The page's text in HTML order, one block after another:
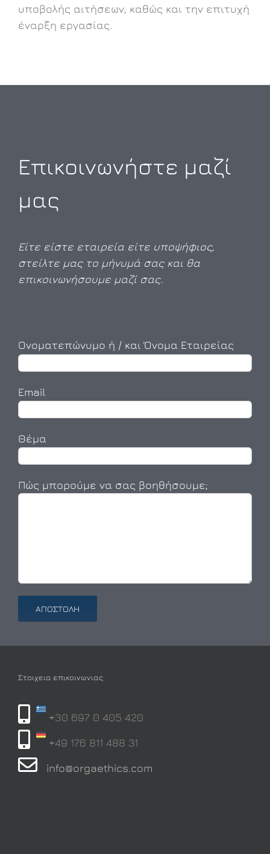
υποβολής αιτήσεων, καθώς και την επιτυχή
έναρξη εργασίας.
Επικοινωνήστε μαζί
μας
Είτε είστε εταιρεία είτε υποψήφιος,
στείλτε μας το μήνυμά σας και θα
επικοινωνήσουμε μαζί σας.
Ονοματεπώνυμο ή / και Όνομα Εταιρείας
Email
Θέμα
Πώς μπορούμε να σας βοηθήσουμε;
Στοιχεια επικοινωνιας
+30 697 0 405 420
+49 176 811 488 31
info@orgaethics.com